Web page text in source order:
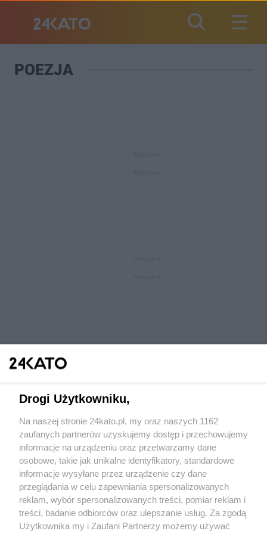
POEZJA
Wydawca mediów lokalnych
Nie zapomnij
zapoznać się z:
polityką prywatności regulamin korzystania z portali
Twojemiasto Skontaktuj sięz nami
Drogi Użytkowniku,
Na naszej stronie 24kato.pl, my oraz naszych 1162
zaufanych partnerów uzyskujemy dostęp i przechowujemy
informacje na urządzeniu oraz przetwarzamy dane
osobowe, takie jak unikalne identyfikatory, standardowe
informacje wysyłane przez urządzenie czy dane
przeglądania w celu zapewniania spersonalizowanych
reklam, wybór spersonalizowanych treści, pomiar reklam i
treści, badanie odbiorców oraz ulepszanie usług. Za zgodą
Użytkownika my i Zaufani Partnerzy możemy używać